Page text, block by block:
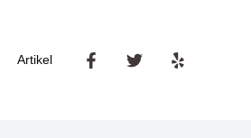
Artikel